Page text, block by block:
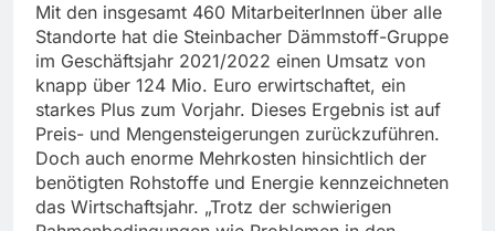
Mit den insgesamt 460 MitarbeiterInnen über alle
Standorte hat die Steinbacher Dämmstoff-Gruppe
im Geschäftsjahr 2021/2022 einen Umsatz von
knapp über 124 Mio. Euro erwirtschaftet, ein
starkes Plus zum Vorjahr. Dieses Ergebnis ist auf
Preis- und Mengensteigerungen zurückzuführen.
Doch auch enorme Mehrkosten hinsichtlich der
benötigten Rohstoffe und Energie kennzeichneten
das Wirtschaftsjahr. „Trotz der schwierigen